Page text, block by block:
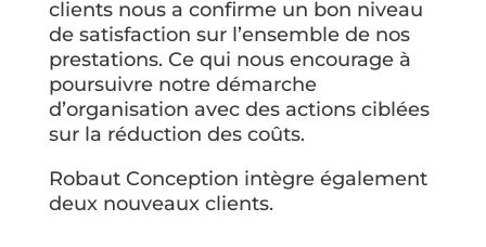
clients nous a confirme un bon niveau
de satisfaction sur l’ensemble de nos
prestations. Ce qui nous encourage à
poursuivre notre démarche
d’organisation avec des actions ciblées
sur la réduction des coûts.
Robaut Conception intègre également
deux nouveaux clients.